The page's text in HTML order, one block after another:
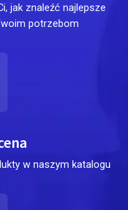
jak znaleźć najlepsze
potrzebom
w naszym katalogu